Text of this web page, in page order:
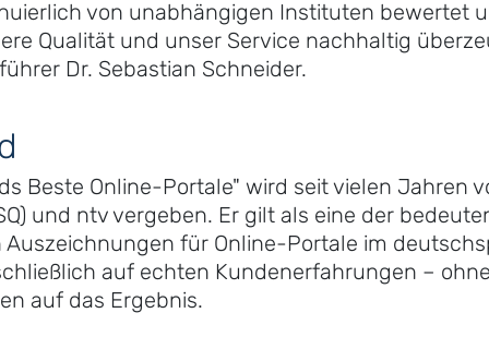
von unabhängigen Instituten bewertet
Qualität und unser Service nachhaltig
Dr. Sebastian Schneider.
Beste Online-Portale" wird seit vielen Jahren
und ntv vergeben. Er gilt als eine der
für Online-Portale im
auf echten Kundenerfahrungen –
auf das Ergebnis.